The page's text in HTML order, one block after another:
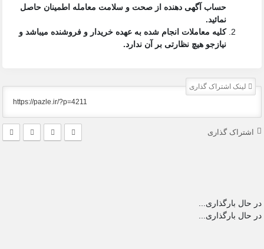
حساب آگهی دهنده از صحت و سلامت معامله اطمینان حاصل
نمائید.
کلیه معاملات انجام شده به عهده خریدار و فروشنده میباشد و
نیازجو هیچ نظارتی بر آن ندارد.
لینک اشتراک گذاری
اشتراک گذاری
در حال بارگذاری...
در حال بارگذاری...